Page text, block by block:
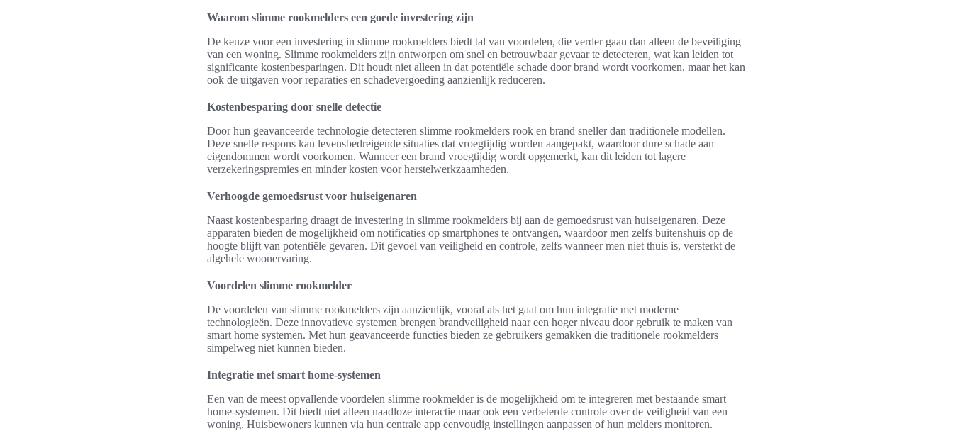
Waarom slimme rookmelders een goede investering zijn
De keuze voor een investering in slimme rookmelders biedt tal van voordelen, die verder gaan dan alleen de beveiliging
van een woning. Slimme rookmelders zijn ontworpen om snel en betrouwbaar gevaar te detecteren, wat kan leiden tot
significante kostenbesparingen. Dit houdt niet alleen in dat potentiële schade door brand wordt voorkomen, maar het kan
ook de uitgaven voor reparaties en schadevergoeding aanzienlijk reduceren.
Kostenbesparing door snelle detectie
Door hun geavanceerde technologie detecteren slimme rookmelders rook en brand sneller dan traditionele modellen.
Deze snelle respons kan levensbedreigende situaties dat vroegtijdig worden aangepakt, waardoor dure schade aan
eigendommen wordt voorkomen. Wanneer een brand vroegtijdig wordt opgemerkt, kan dit leiden tot lagere
verzekeringspremies en minder kosten voor herstelwerkzaamheden.
Verhoogde gemoedsrust voor huiseigenaren
Naast kostenbesparing draagt de investering in slimme rookmelders bij aan de gemoedsrust van huiseigenaren. Deze
apparaten bieden de mogelijkheid om notificaties op smartphones te ontvangen, waardoor men zelfs buitenshuis op de
hoogte blijft van potentiële gevaren. Dit gevoel van veiligheid en controle, zelfs wanneer men niet thuis is, versterkt de
algehele woonervaring.
Voordelen slimme rookmelder
De voordelen van slimme rookmelders zijn aanzienlijk, vooral als het gaat om hun integratie met moderne
technologieën. Deze innovatieve systemen brengen brandveiligheid naar een hoger niveau door gebruik te maken van
smart home systemen. Met hun geavanceerde functies bieden ze gebruikers gemakken die traditionele rookmelders
simpelweg niet kunnen bieden.
Integratie met smart home-systemen
Een van de meest opvallende voordelen slimme rookmelder is de mogelijkheid om te integreren met bestaande smart
home-systemen. Dit biedt niet alleen naadloze interactie maar ook een verbeterde controle over de veiligheid van een
woning. Huisbewoners kunnen via hun centrale app eenvoudig instellingen aanpassen of hun melders monitoren.